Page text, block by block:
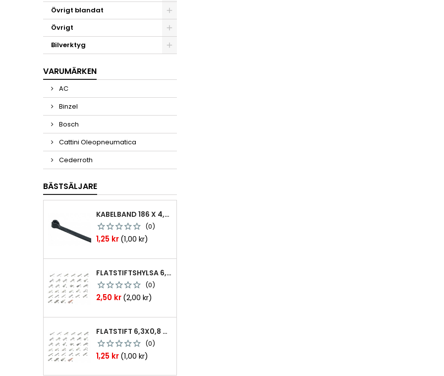
Övrigt blandat
Övrigt
Bilverktyg
VARUMÄRKEN
AC
Binzel
Bosch
Cattini Oleopneumatica
Cederroth
BÄSTSÄLJARE
KABELBAND 186 X 4,8MM TY25MX TY-RAP SVARTA 1000 ST
(0)
Pris
1,25 kr(1,00 kr)
FLATSTIFTSHYLSA 6,3X0,8 1,0-2,5 MM² 100ST NABB
(0)
Pris
2,50 kr(2,00 kr)
FLATSTIFT 6,3X0,8 M. NABB 1,0-2,5 MM2 100ST
(0)
Pris
1,25 kr(1,00 kr)